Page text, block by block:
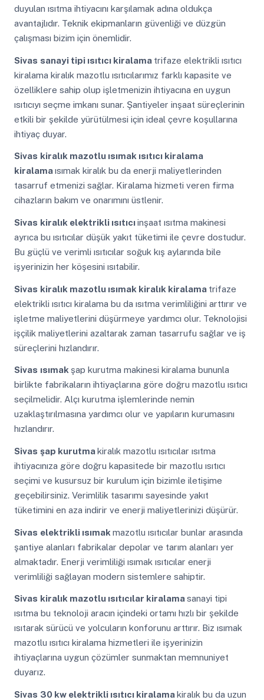
duyulan ısıtma ihtiyacını karşılamak adına oldukça
avantajlıdır. Teknik ekipmanların güvenliği ve düzgün
çalışması bizim için önemlidir.
Sivas sanayi tipi ısıtıcı kiralama trifaze elektrikli ısıtıcı
kiralama kiralık mazotlu ısıtıcılarımız farklı kapasite ve
özelliklere sahip olup işletmenizin ihtiyacına en uygun
ısıtıcıyı seçme imkanı sunar. Şantiyeler inşaat süreçlerinin
etkili bir şekilde yürütülmesi için ideal çevre koşullarına
ihtiyaç duyar.
Sivas kiralık mazotlu ısımak ısıtıcı kiralama
kiralamaısımak kiralık bu da enerji maliyetlerinden
tasarruf etmenizi sağlar. Kiralama hizmeti veren firma
cihazların bakım ve onarımını üstlenir.
Sivas kiralık elektrikli ısıtıcıinşaat ısıtma makinesi
ayrıca bu ısıtıcılar düşük yakıt tüketimi ile çevre dostudur.
Bu güçlü ve verimli ısıtıcılar soğuk kış aylarında bile
işyerinizin her köşesini ısıtabilir.
Sivas kiralık mazotlu ısımak kiralık kiralama trifaze
elektrikli ısıtıcı kiralama bu da ısıtma verimliliğini arttırır ve
işletme maliyetlerini düşürmeye yardımcı olur. Teknolojisi
işçilik maliyetlerini azaltarak zaman tasarrufu sağlar ve iş
süreçlerini hızlandırır.
Sivas ısımak şap kurutma makinesi kiralama bununla
birlikte fabrikaların ihtiyaçlarına göre doğru mazotlu ısıtıcı
seçilmelidir. Alçı kurutma işlemlerinde nemin
uzaklaştırılmasına yardımcı olur ve yapıların kurumasını
hızlandırır.
Sivas şap kurutmakiralık mazotlu ısıtıcılar ısıtma
ihtiyacınıza göre doğru kapasitede bir mazotlu ısıtıcı
seçimi ve kusursuz bir kurulum için bizimle iletişime
geçebilirsiniz. Verimlilik tasarımı sayesinde yakıt
tüketimini en aza indirir ve enerji maliyetlerinizi düşürür.
Sivas elektrikli ısımak mazotlu ısıtıcılar bunlar arasında
şantiye alanları fabrikalar depolar ve tarım alanları yer
almaktadır. Enerji verimliliği ısımak ısıtıcılar enerji
verimliliği sağlayan modern sistemlere sahiptir.
Sivas kiralık mazotlu ısıtıcılar kiralamasanayi tipi
ısıtma bu teknoloji aracın içindeki ortamı hızlı bir şekilde
ısıtarak sürücü ve yolcuların konforunu arttırır. Biz ısımak
mazotlu ısıtıcı kiralama hizmetleri ile işyerinizin
ihtiyaçlarına uygun çözümler sunmaktan memnuniyet
duyarız.
Sivas 30 kw elektrikli ısıtıcı kiralamakiralık bu da uzun